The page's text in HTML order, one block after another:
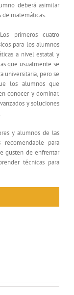
deberá asimilar
de matemáticas.
primeros cuatro
para los alumnos
a nivel estatal y
que usualmente se
universitaria, pero se
los alumnos que
conocer y dominar.
y soluciones
y alumnos de las
para
gusten de enfrentar
técnicas para